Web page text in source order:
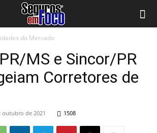
do Mercado
MS e Sincor/PR
Corretores de
outubro de 2021 1508